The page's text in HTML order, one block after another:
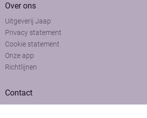
Over ons
Uitgeverij Jaap
Privacy statement
Cookie statement
Onze app
Richtlijnen
Contact